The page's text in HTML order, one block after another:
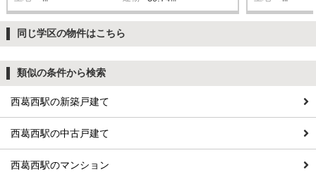
同じ学区の物件はこちら
類似の条件から検索
西葛西駅の新築戸建て
西葛西駅の中古戸建て
西葛西駅のマンション